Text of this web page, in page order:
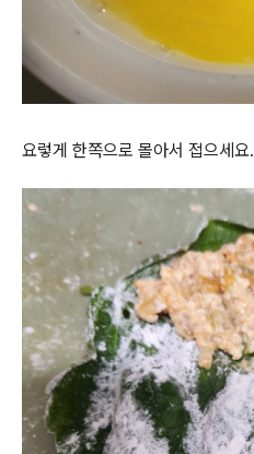
요렇게 한쪽으로 몰아서 접으세요.